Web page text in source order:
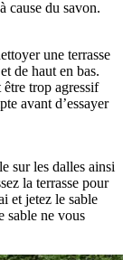
cause du savon.
une terrasse
de haut en bas.
trop agressif
avant d’essayer
sur les dalles ainsi
la terrasse pour
et jetez le sable
sable ne vous